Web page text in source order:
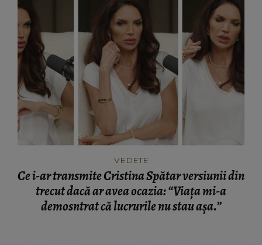
VEDETE
Ce i-ar transmite Cristina Spătar versiunii din
trecut dacă ar avea ocazia: “Viața mi-a
demosntrat că lucrurile nu stau așa.”